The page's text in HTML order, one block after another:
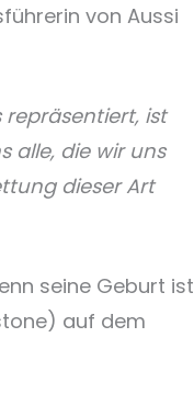
von Aussi
repräsentiert, ist
alle, die wir uns
dieser Art
seine Geburt ist
auf dem